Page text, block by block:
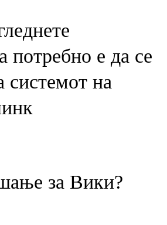
потребно е да се
системот на
за Вики?